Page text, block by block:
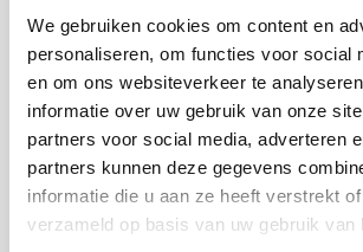
We gebruiken cookies om content en
personaliseren, om functies voor social
en om ons websiteverkeer te
informatie over uw gebruik van onze
partners voor social media, adverteren
partners kunnen deze gegevens
informatie die u aan ze heeft verstrekt
verzameld op basis van uw gebruik van
Filteren van gassen in
Naast het filteren van ongewenste
ook het filteren van andere
uw wens zijn. Bijvoorbeeld in
regelmatig specifieke gassen uit
moeten worden gefilterd.